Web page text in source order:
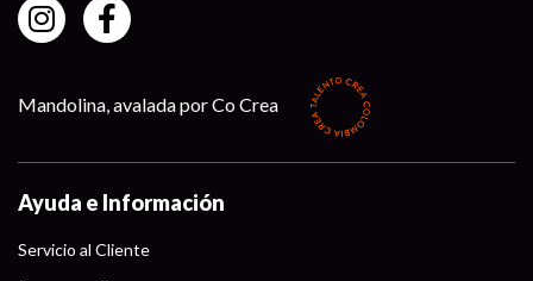
Mandolina, avalada por Co Crea
Ayuda e Información
Servicio al Cliente